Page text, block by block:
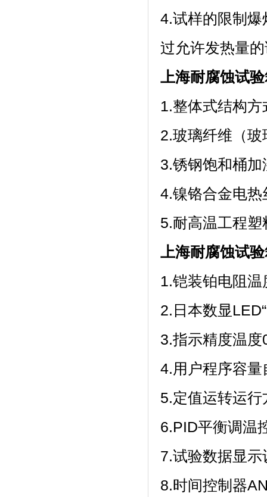
4.试样的限制爆
过允许发热量
上海耐腐蚀试
1.整体式结构方
2.玻璃纤维（玻
3.锈钢饱和桶
4.镍铬合金电热丝
5.耐高温工程塑
上海耐腐蚀试
1.铠装铂电阻
2.日本数显
3.指示精度温度
4.用户程序容量
5.定值运转运行方
6.PID平衡调温
7.试验数据显示设
8.时间控制器